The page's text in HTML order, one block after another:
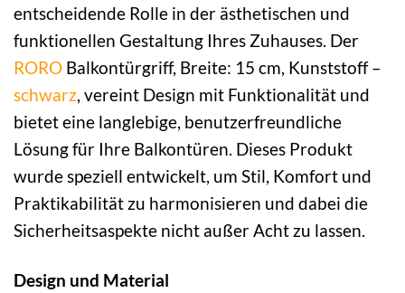
entscheidende Rolle in der ästhetischen und
funktionellen Gestaltung Ihres Zuhauses. Der
RORO Balkontürgriff, Breite: 15 cm, Kunststoff –
schwarz, vereint Design mit Funktionalität und
bietet eine langlebige, benutzerfreundliche
Lösung für Ihre Balkontüren. Dieses Produkt
wurde speziell entwickelt, um Stil, Komfort und
Praktikabilität zu harmonisieren und dabei die
Sicherheitsaspekte nicht außer Acht zu lassen.
Design und Material